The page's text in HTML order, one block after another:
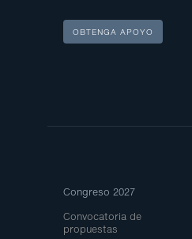
OBTENGA APOYO
Map
Congreso 2027
Convocatoria de
propuestas